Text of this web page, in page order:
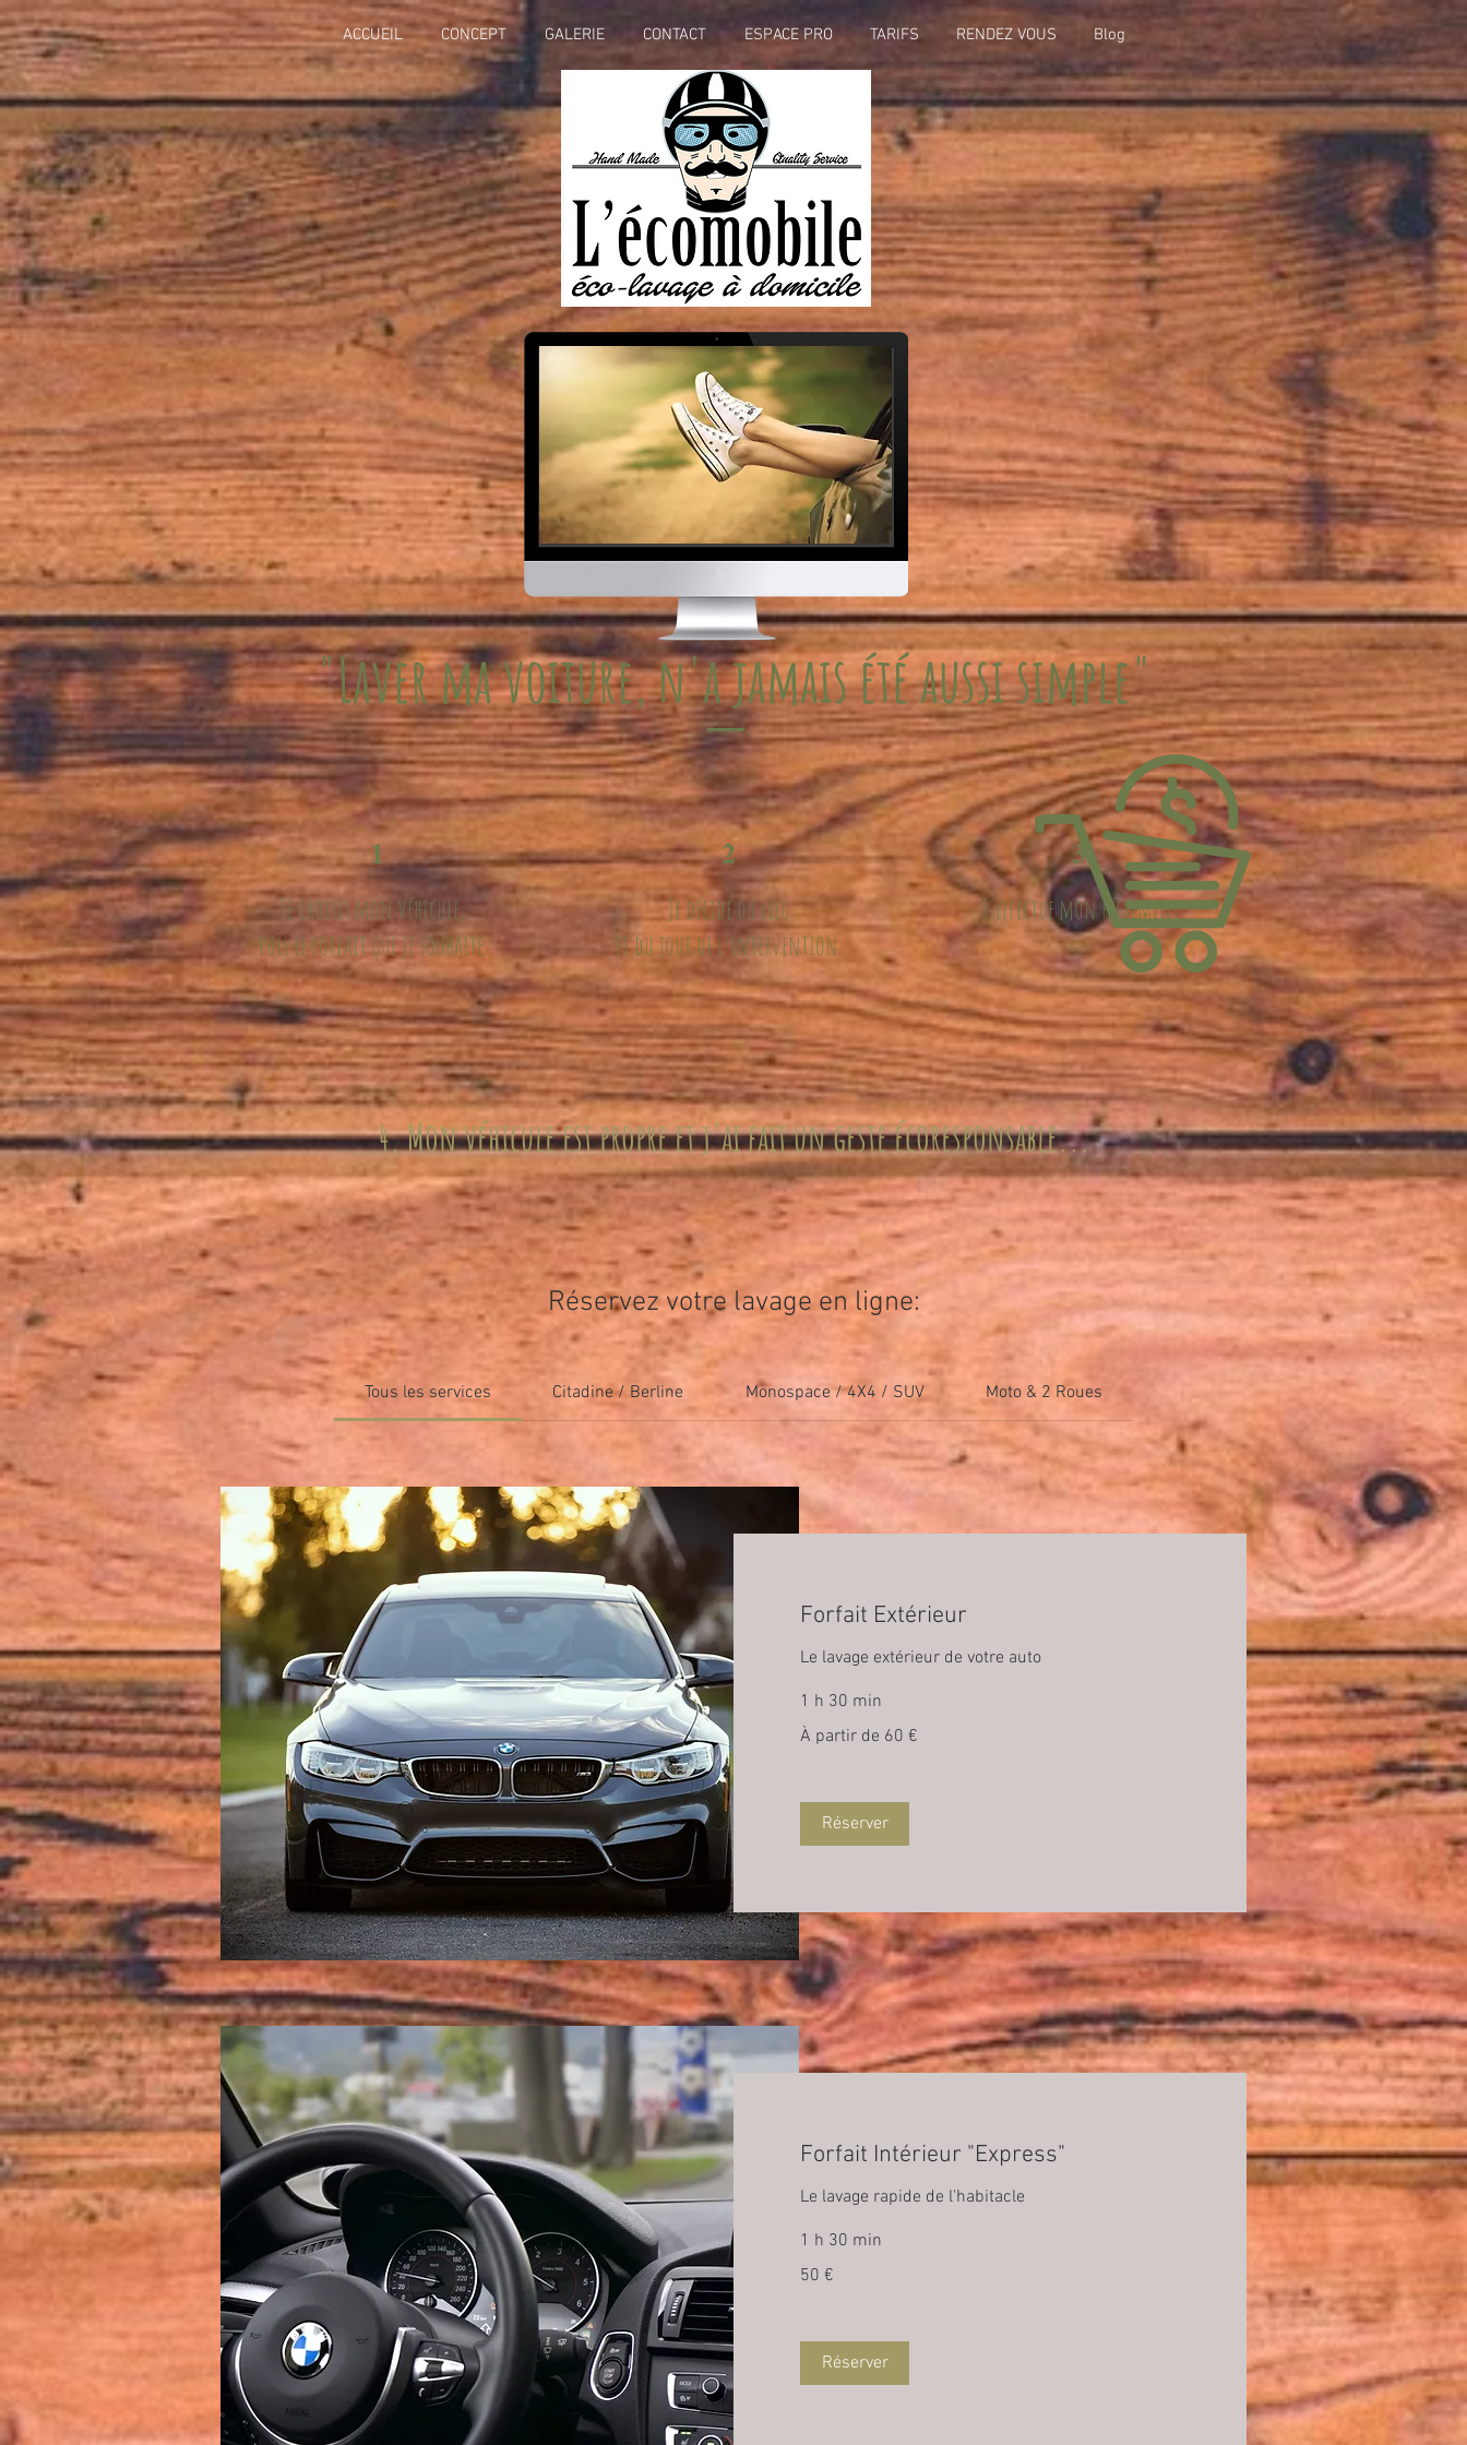
ACCUEIL CONCEPT GALERIE CONTACT ESPACE PRO TARIFS RENDEZ VOUS Blog
"Laver ma voiture, n'a jamais été aussi simple"
1
Je choisis mon véhicule,
puis le forfait que je souhaite.
2
Je décide du lieu
et du jour de l'intervention.
3
J'effectue mon réglement
4. Mon véhicule est propre et j'ai fait un geste écoresponsable...
Réservez votre lavage en ligne:
Tous les services Citadine / Berline Monospace / 4X4 / SUV Moto & 2 Roues
Forfait Extérieur
Le lavage extérieur de votre auto
1 h 30 min
À
partir
À partir de 60 €
Réserver
Forfait Intérieur "Express"
Le lavage rapide de l'habitacle
1 h 30 min
euros
50 €
Réserver